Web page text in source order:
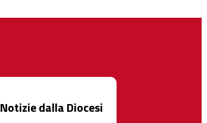
Notizie dalla Diocesi